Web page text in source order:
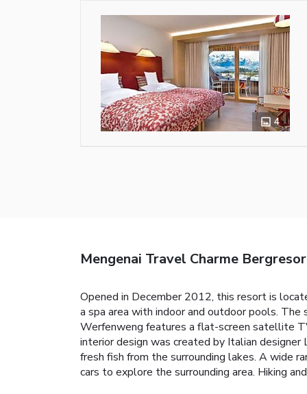
4
Mengenai Travel Charme
Opened in December 2012, this resort is
a spa area with indoor and outdoor pools. The
Werfenweng features a flat-screen satellite
interior design was created by Italian
fresh fish from the surrounding lakes. A wide
cars to explore the surrounding area. Hiking